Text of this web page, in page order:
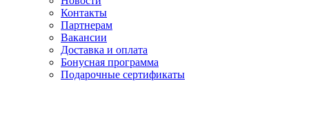
Контакты
Партнерам
Вакансии
Доставка и оплата
Бонусная программа
Подарочные сертификаты